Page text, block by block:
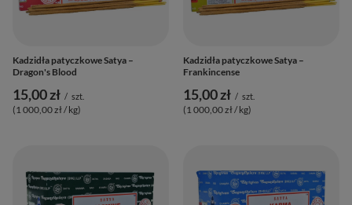
Kadzidła patyczkowe Satya –
Dragon's Blood
15,00 zł / szt.
(1 000,00 zł / kg)
Kadzidła patyczkowe Satya –
Frankincense
15,00 zł / szt.
(1 000,00 zł / kg)